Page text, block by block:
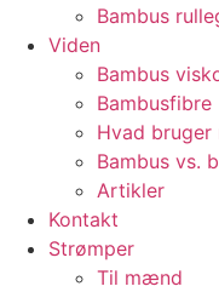
Bambus
Viden
Bambus
Bambusfibre
Hvad bruger
Bambus vs.
Artikler
Kontakt
Strømper
Til mænd